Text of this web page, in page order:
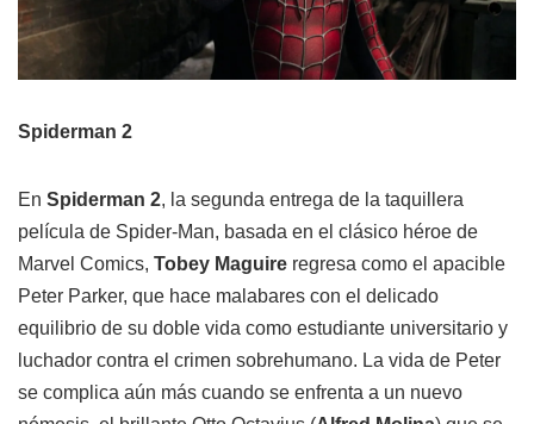
Spiderman 2
En Spiderman 2, la segunda entrega de la taquillera
película de Spider-Man, basada en el clásico héroe de
Marvel Comics, Tobey Maguire regresa como el apacible
Peter Parker, que hace malabares con el delicado
equilibrio de su doble vida como estudiante universitario y
luchador contra el crimen sobrehumano. La vida de Peter
se complica aún más cuando se enfrenta a un nuevo